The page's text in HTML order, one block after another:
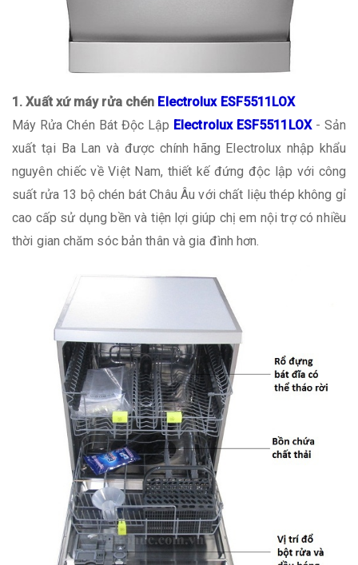
1. Xuất xứ máy rửa chén Electrolux ESF5511LOX
Máy Rửa Chén Bát Độc Lập Electrolux ESF5511LOX- Sản
xuất tại Ba Lan và được chính hãng Electrolux nhập khẩu
nguyên chiếc về Việt Nam, thiết kế đứng độc lập với công
suất rửa 13 bộ chén bát Châu Âu với chất liệu thép không gỉ
cao cấp sử dụng bền và tiện lợi giúp chị em nội trợ có nhiều
thời gian chăm sóc bản thân và gia đình hơn.